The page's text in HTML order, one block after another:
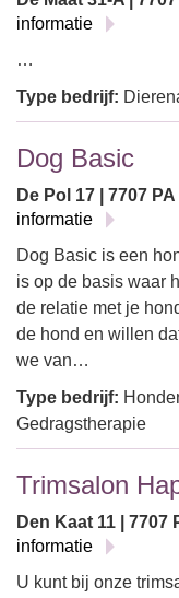
informatie
…
Type bedrijf:
Dog Basic
De Pol 17 | 7707
informatie
Dog Basic is een
is op de basis waar
de relatie met je
de hond en willen
we van…
Type bedrijf:
Gedragstherapie
Trimsalon
Den Kaat 11 | 7707
informatie
U kunt bij onze